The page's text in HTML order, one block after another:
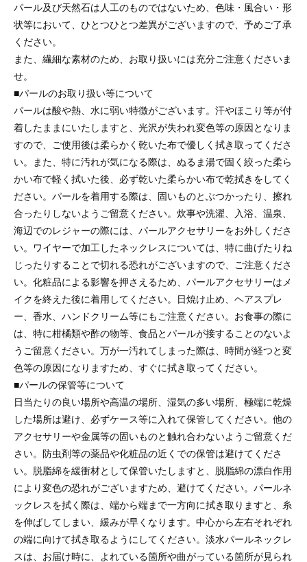
パール及び天然石は人工のものではないため、色味・風合い・形
状等において、ひとつひとつ差異がございますので、予めご了承
ください。
また、繊細な素材のため、お取り扱いには充分ご注意くださいま
せ。
■パールのお取り扱い等について
パールは酸や熱、水に弱い特徴がございます。汗やほこり等が付
着したままにいたしますと、光沢が失われ変色等の原因となりま
すので、ご使用後は柔らかく乾いた布で優しく拭き取ってくださ
い。また、特に汚れが気になる際は、ぬるま湯で固く絞った柔ら
かい布で軽く拭いた後、必ず乾いた柔らかい布で乾拭きをしてく
ださい。パールを着用する際は、固いものとぶつかったり、擦れ
合ったりしないようご留意ください。炊事や洗濯、入浴、温泉、
海辺でのレジャーの際には、パールアクセサリーをお外しくださ
い。ワイヤーで加工したネックレスについては、特に曲げたりね
じったりすることで切れる恐れがございますので、ご注意くださ
い。化粧品による影響を押さえるため、パールアクセサリーはメ
イクを終えた後に着用してください。日焼け止め、ヘアスプレ
ー、香水、ハンドクリーム等にもご注意ください。お食事の際に
は、特に柑橘類や酢の物等、食品とパールが接することのないよ
うご留意ください。万が一汚れてしまった際は、時間が経つと変
色等の原因になりますため、すぐに拭き取ってください。
■パールの保管等について
日当たりの良い場所や高温の場所、湿気の多い場所、極端に乾燥
した場所は避け、必ずケース等に入れて保管してください。他の
アクセサリーや金属等の固いものと触れ合わないようご留意くだ
さい。防虫剤等の薬品や化粧品の近くでの保管は避けてくださ
い。脱脂綿を緩衝材として保管いたしますと、脱脂綿の漂白作用
により変色の恐れがございますため、避けてください。パールネ
ックレスを拭く際は、端から端まで一方向に拭き取りますと、糸
を伸ばしてしまい、緩みが早くなります。中心から左右それぞれ
の端に向けて拭き取るようにしてください。淡水パールネックレ
スは、お届け時に、よれている箇所や曲がっている箇所が見られ